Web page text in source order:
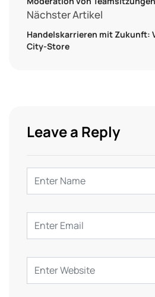
Nächster Artikel
Handelskarrieren mit Zukunft:
City-Store
Leave a Reply